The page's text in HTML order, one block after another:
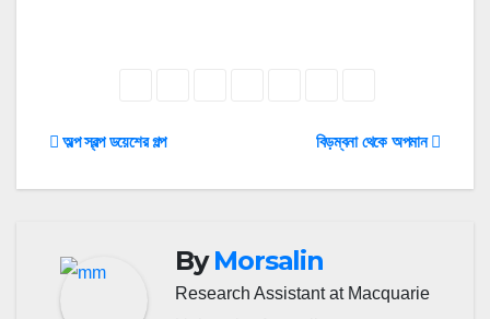
Post
navigation
বিড়ম্বনা থেকে অপমান
অল্প স্বল্প ডয়েশের গল্প
ByMorsalin
Research Assistant at Macquarie